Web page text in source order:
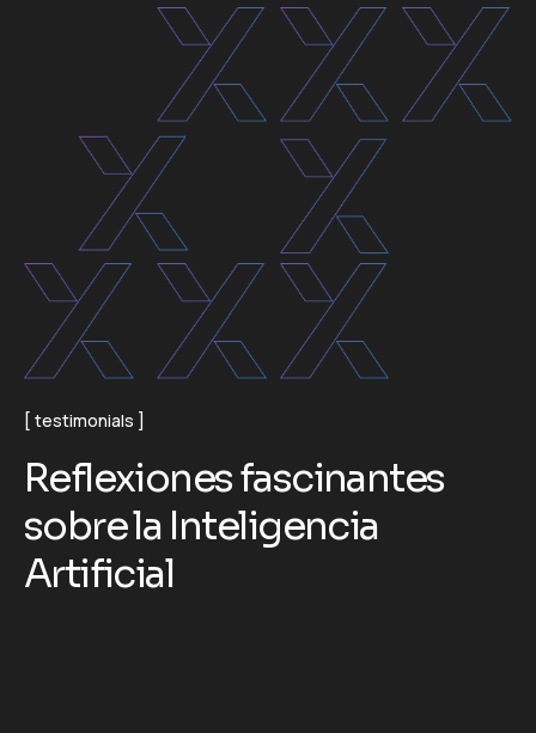
testimonials
Reflexionesfascinantes
sobrela Inteligencia
Artificial